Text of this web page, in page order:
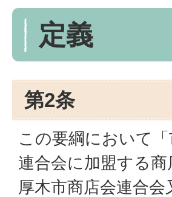
定義
第2条
この要綱において
連合会に加盟する
厚木市商店会連合